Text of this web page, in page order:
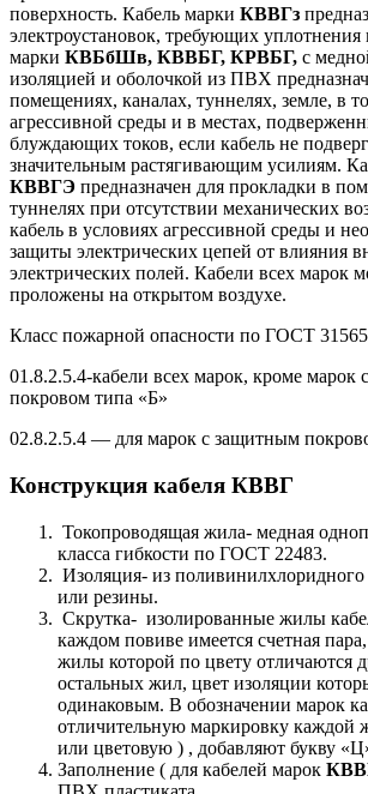
поверхность. Кабель марки КВВГз
электроустановок, требующих
марки КВБбШв, КВВБГ, КРВБГ, с
изоляцией и оболочкой из ПВХ
помещениях, каналах, туннелях, земле, в
агрессивной среды и в местах,
блуждающих токов, если кабель не
значительным растягивающим усилиям.
КВВГЭ предназначен для прокладки в
туннелях при отсутствии механических
кабель в условиях агрессивной среды и
защиты электрических цепей от влияния
электрических полей. Кабели всех марок
проложены на открытом воздухе.
Класс пожарной опасности по ГОСТ
01.8.2.5.4-кабели всех марок, кроме марок
покровом типа «Б»
02.8.2.5.4 — для марок с защитным
Конструкция кабеля КВВГ
Токопроводящая жила- медная
класса гибкости по ГОСТ 22483.
Изоляция- из
или резины.
Скрутка- изолированные жилы
каждом повиве имеется счетная
жилы которой по цвету отличаются
остальных жил, цвет изоляции
одинаковым. В обозначении марок
отличительную маркировку
или цветовую ) , добавляют букву
Заполнение ( для кабелей марок